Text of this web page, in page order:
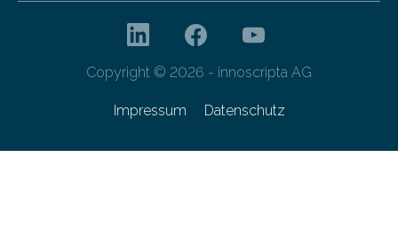
Copyright © 2026 - innoscripta AG
Impressum Datenschutz